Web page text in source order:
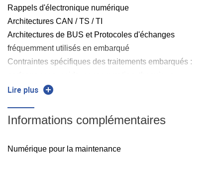
Rappels d'électronique numérique
Architectures CAN / TS / TI
Architectures de BUS et Protocoles d'échanges
fréquemment utilisés en embarqué
Contraintes spécifiques des traitements embarqués :
robustesse, fiabilité, SdF, compatibilité EM... .
Méthode pédagogique d'acquisition
Travaux dirigés
Lire plus
Informations complémentaires
Numérique pour la maintenance